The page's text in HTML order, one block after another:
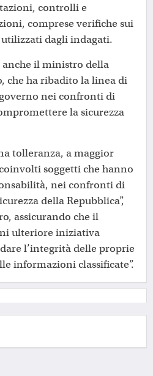
controlli e
comprese verifiche sui
dagli indagati.
anche il ministro della
che ha ribadito la linea di
nei confronti di
la sicurezza
tolleranza, a maggior
soggetti che hanno
nei confronti di
della Repubblica”,
assicurando che il
ulteriore iniziativa
l’integrità delle proprie
informazioni classificate”.